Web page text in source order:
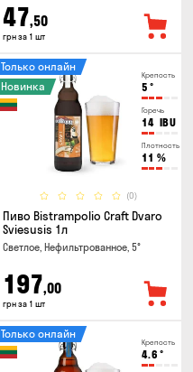
47,50
грн за 1 шт
Крепость
5 °
Горечь
14 IBU
Плотность
11 %
(0)
Только онлайн
Новинка
Пиво Bistrampolio Craft Dvaro
Sviesusis 1л
Светлое, Нефильтрованное, 5°
197,00
грн за 1 шт
Крепость
4.6 °
Только онлайн